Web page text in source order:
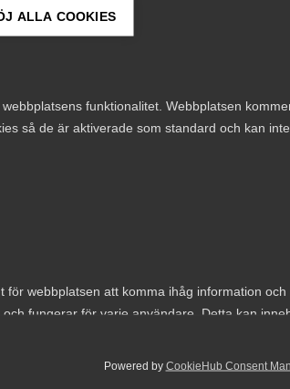
ALLA COOKIES
funktionalitet. Webbplatsen
så de är aktiverade som standard och kan inte
för webbplatsen att komma ihåg information och
fungerar för varje användare. Detta kan
eller färgschema.
Powered by CookieHub Consent
arbetstillstånd
sommaren 2026: